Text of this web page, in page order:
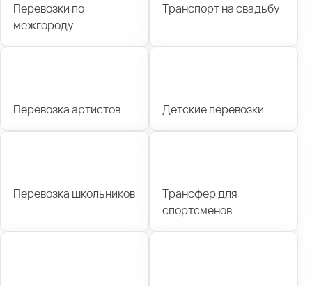
Перевозки по
межгороду
Транспорт на свадьбу
Перевозка артистов Детские перевозки
Перевозка школьников
Трансфер для
спортсменов